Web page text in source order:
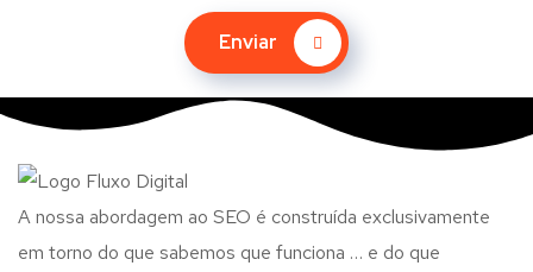
Enviar
A nossa abordagem ao SEO é construída exclusivamente
em torno do que sabemos que funciona … e do que